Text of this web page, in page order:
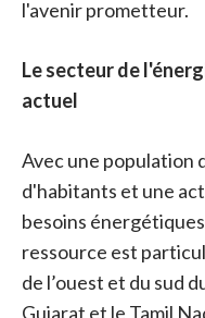
l'avenir prometteur.
Le secteur de
actuel
Avec une population
d'habitants et une
besoins
ressource est
de l’ouest et du sud
Gujarat et le Tamil